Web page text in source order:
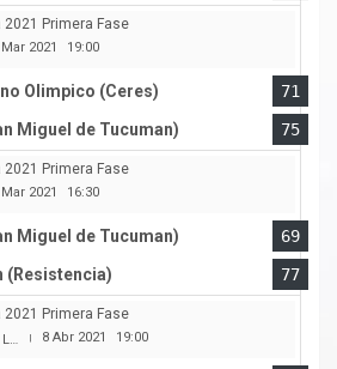
2021 Primera Fase
2021 19:00
Olimpico (Ceres)
71
Miguel de Tucuman)
75
2021 Primera Fase
2021 16:30
Miguel de Tucuman)
69
(Resistencia)
77
2021 Primera Fase
| 8 Abr 2021 19:00